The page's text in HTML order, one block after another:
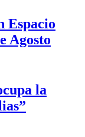
Espacio
Agosto
la